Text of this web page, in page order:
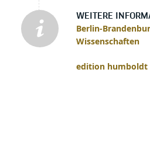
WEITERE
Berlin-
Wissenschaften
edition humboldt